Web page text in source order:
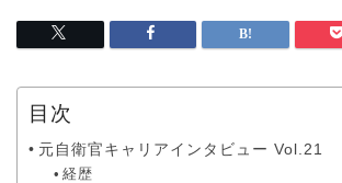
目次
元自衛官キャリアインタビュー Vol.21
経歴